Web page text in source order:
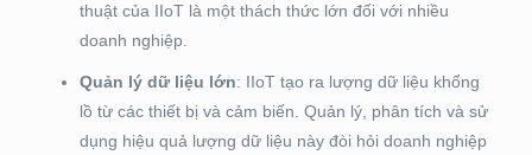
thuật của IIoT là một thách thức lớn đối với nhiều
doanh nghiệp.
Quản lý dữ liệu lớn: IIoT tạo ra lượng dữ liệu khổng
lồ từ các thiết bị và cảm biến. Quản lý, phân tích và sử
dụng hiệu quả lượng dữ liệu này đòi hỏi doanh nghiệp